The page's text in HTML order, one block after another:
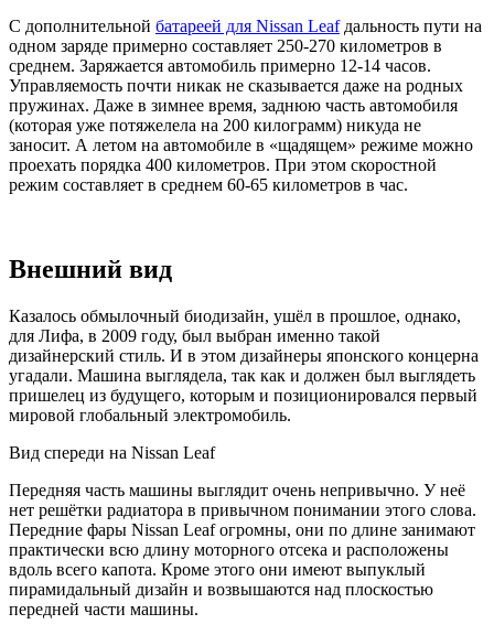
С дополнительной батареей для Nissan Leafдальность пути на
одном заряде примерно составляет 250-270 километров в
среднем. Заряжается автомобиль примерно 12-14 часов.
Управляемость почти никак не сказывается даже на родных
пружинах. Даже в зимнее время, заднюю часть автомобиля
(которая уже потяжелела на 200 килограмм) никуда не
заносит. А летом на автомобиле в «щадящем» режиме можно
проехать порядка 400 километров. При этом скоростной
режим составляет в среднем 60-65 километров в час.
Внешний вид
Казалось обмылочный биодизайн, ушёл в прошлое, однако,
для Лифа, в 2009 году, был выбран именно такой
дизайнерский стиль. И в этом дизайнеры японского концерна
угадали. Машина выглядела, так как и должен был выглядеть
пришелец из будущего, которым и позиционировался первый
мировой глобальный электромобиль.
Вид спереди на Nissan Leaf
Передняя часть машины выглядит очень непривычно. У неё
нет решётки радиатора в привычном понимании этого слова.
Передние фары Nissan Leaf огромны, они по длине занимают
практически всю длину моторного отсека и расположены
вдоль всего капота. Кроме этого они имеют выпуклый
пирамидальный дизайн и возвышаются над плоскостью
передней части машины.